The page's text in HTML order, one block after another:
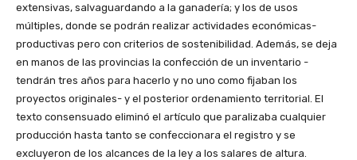
extensivas, salvaguardando a la ganadería; y los de usos
múltiples, donde se podrán realizar actividades económicas-
productivas pero con criterios de sostenibilidad. Además, se deja
en manos de las provincias la confección de un inventario -
tendrán tres años para hacerlo y no uno como fijaban los
proyectos originales- y el posterior ordenamiento territorial. El
texto consensuado eliminó el artículo que paralizaba cualquier
producción hasta tanto se confeccionara el registro y se
excluyeron de los alcances de la ley a los salares de altura.